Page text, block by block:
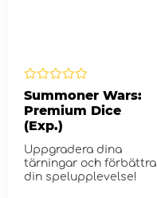
Summoner Wars:
Premium Dice
(Exp.)
Uppgradera dina
tärningar och förbättra
din spelupplevelse!